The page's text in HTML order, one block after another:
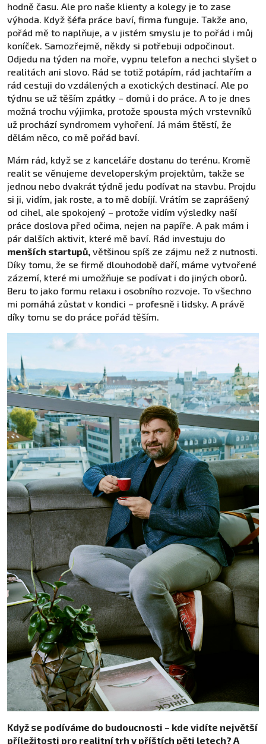
hodně času. Ale pro naše klienty a kolegy je to zase
výhoda. Když šéfa práce baví, firma funguje. Takže ano,
pořád mě to naplňuje, a v jistém smyslu je to pořád i můj
koníček. Samozřejmě, někdy si potřebuji odpočinout.
Odjedu na týden na moře, vypnu telefon a nechci slyšet o
realitách ani slovo. Rád se totiž potápím, rád jachtařím a
rád cestuji do vzdálených a exotických destinací. Ale po
týdnu se už těším zpátky – domů i do práce. A to je dnes
možná trochu výjimka, protože spousta mých vrstevníků
už prochází syndromem vyhoření. Já mám štěstí, že
dělám něco, co mě pořád baví.
Mám rád, když se z kanceláře dostanu do terénu. Kromě
realit se věnujeme developerským projektům, takže se
jednou nebo dvakrát týdně jedu podívat na stavbu. Projdu
si ji, vidím, jak roste, a to mě dobíjí. Vrátím se zaprášený
od cihel, ale spokojený – protože vidím výsledky naší
práce doslova před očima, nejen na papíře. A pak mám i
pár dalších aktivit, které mě baví. Rád investuju do
menších startupů, většinou spíš ze zájmu než z nutnosti.
Díky tomu, že se firmě dlouhodobě daří, máme vytvořené
zázemí, které mi umožňuje se podívat i do jiných oborů.
Beru to jako formu relaxu i osobního rozvoje. To všechno
mi pomáhá zůstat v kondici – profesně i lidsky. A právě
díky tomu se do práce pořád těším.
Když se podíváme do budoucnosti – kde vidíte největší
příležitosti pro realitní trh v příštích pěti letech? A